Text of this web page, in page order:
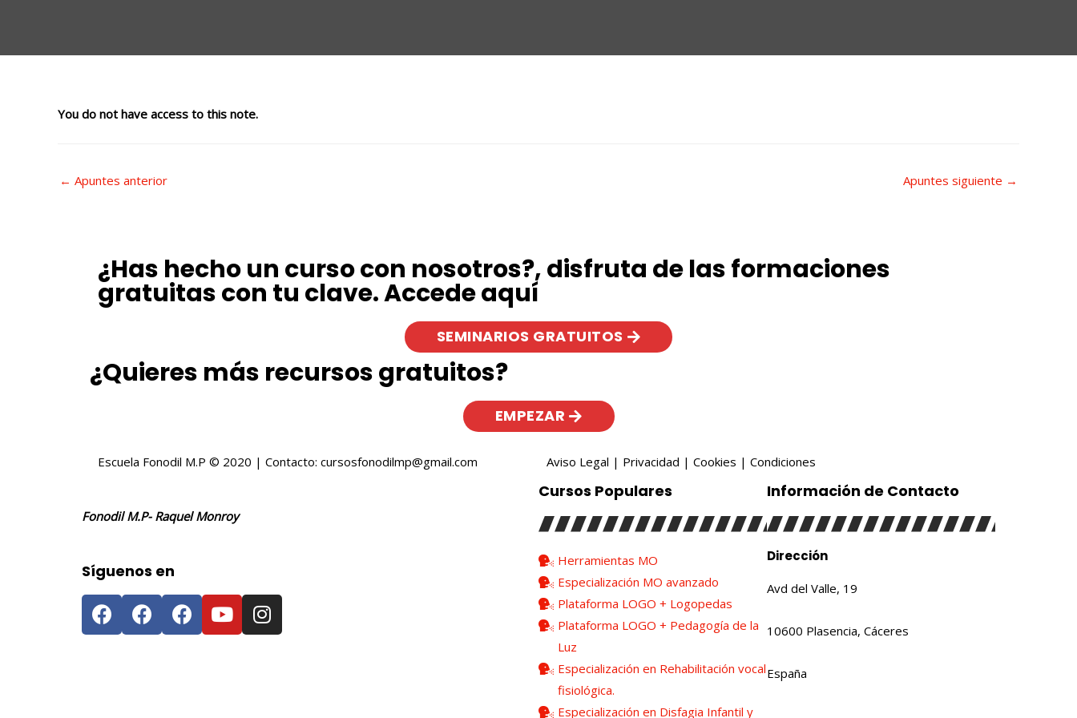
You do not have access to this note.
← Apuntes anterior Apuntes siguiente →
¿Has hecho un curso con nosotros?, disfruta de las formaciones
gratuitas con tu clave. Accede aquí
SEMINARIOS GRATUITOS
¿Quieres más recursos gratuitos?
EMPEZAR
Escuela Fonodil M.P © 2020 | Contacto: cursosfonodilmp@gmail.com Aviso Legal | Privacidad | Cookies | Condiciones
Fonodil M.P- Raquel Monroy
Síguenos en
Cursos Populares
Herramientas MO
Especialización MO avanzado
Plataforma LOGO + Logopedas
Plataforma LOGO + Pedagogía de la
Luz
Especialización en Rehabilitación vocal
fisiológica.
Especialización en Disfagia Infantil y
Información de Contacto
Dirección
Avd del Valle, 19
10600 Plasencia, Cáceres
España